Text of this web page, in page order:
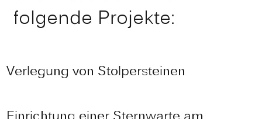
folgende Projekte:
Verlegung von Stolpersteinen